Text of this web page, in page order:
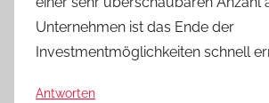
Unternehmen ist das Ende der
Investmentmöglichkeiten schnell
Antworten